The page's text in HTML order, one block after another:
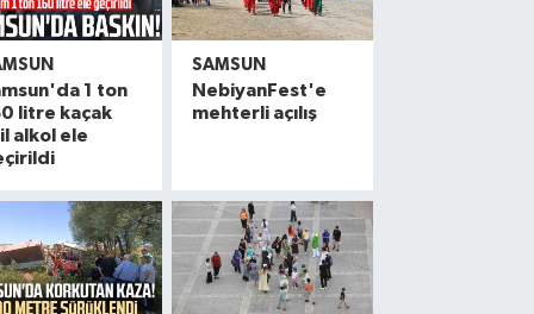
1 ton
litre kaçak
alkol ele
SAMSUN
NebiyanFest'e
mehterli açılış